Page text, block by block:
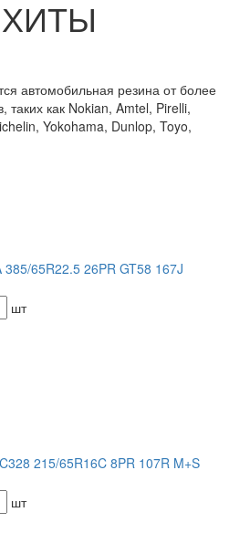
автомобильная резина от более
таких как Nokian, Amtel, Pirelli,
Yokohama, Dunlop, Toyo,
385/65R22.5 26PR GT58 167J
шт
215/65R16C 8PR 107R M+S
шт